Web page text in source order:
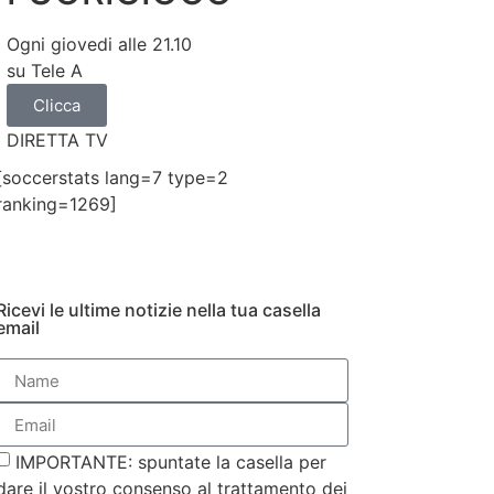
Ogni giovedi alle 21.10
su Tele A
Clicca
DIRETTA TV
lang=7 type=2
le ultime notizie nella tua casella
IMPORTANTE: spuntate la casella per
il vostro consenso al trattamento dei